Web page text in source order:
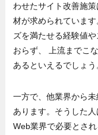
わせたサイト改善施
材が求められていま
ズを満たせる経験値
おらず、 上流までこ
あるといえるでしょう
一方で、他業界から
あります。そうした
Web業界で必要とさ